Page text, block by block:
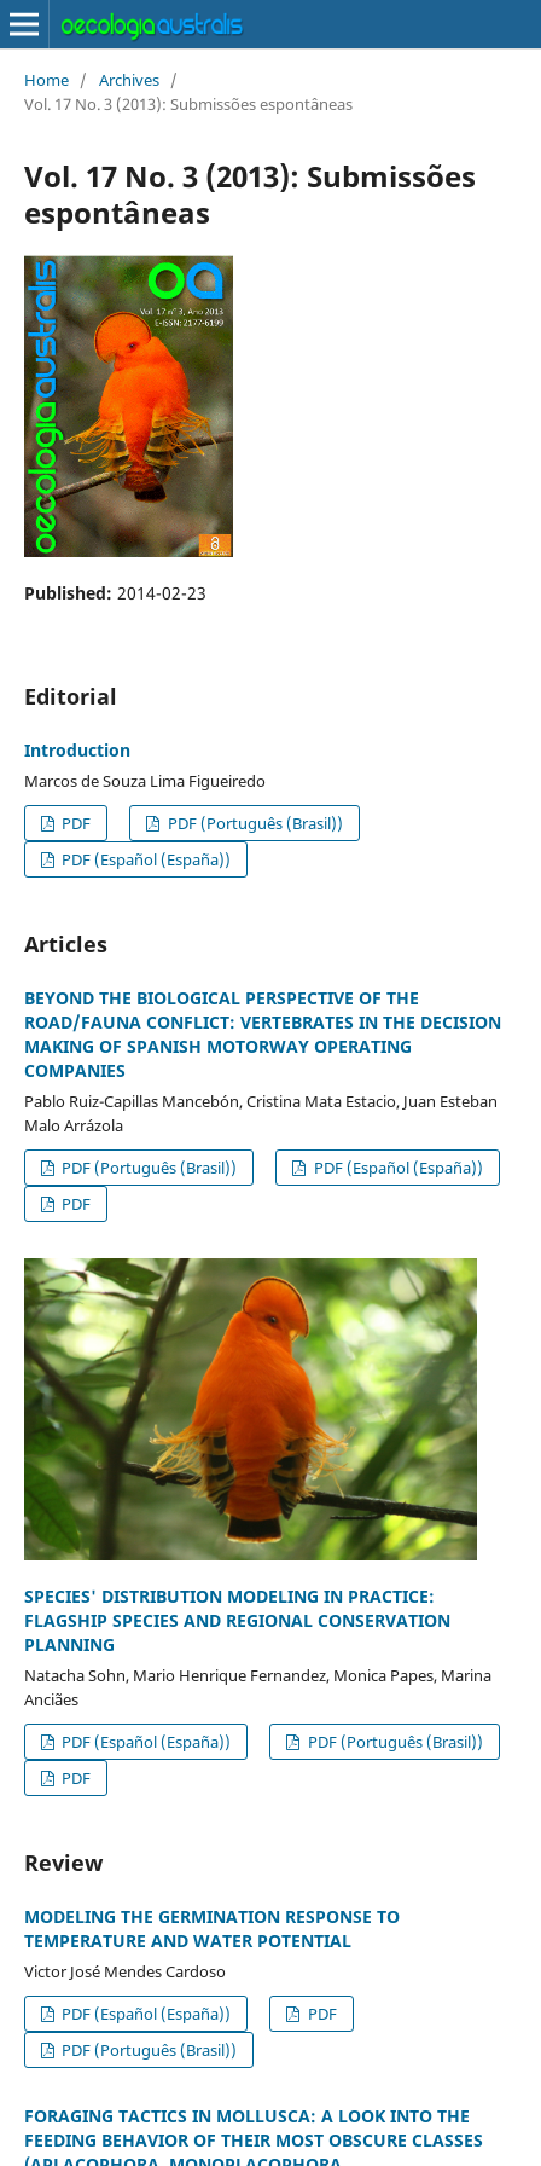
Home / Archives /
Vol. 17 No. 3 (2013): Submissões espontâneas
Vol. 17 No. 3 (2013): Submissões
espontâneas
Published: 2014-02-23
Editorial
Introduction
Marcos de Souza Lima Figueiredo
PDF
PDF (Português (Brasil))
PDF (Español (España))
Articles
BEYOND THE BIOLOGICAL PERSPECTIVE OF THE
ROAD/FAUNA CONFLICT: VERTEBRATES IN THE DECISION
MAKING OF SPANISH MOTORWAY OPERATING
COMPANIES
Pablo Ruiz-Capillas Mancebón, Cristina Mata Estacio, Juan Esteban
Malo Arrázola
PDF (Português (Brasil))
PDF (Español (España))
PDF
SPECIES' DISTRIBUTION MODELING IN PRACTICE:
FLAGSHIP SPECIES AND REGIONAL CONSERVATION
PLANNING
Natacha Sohn, Mario Henrique Fernandez, Monica Papes, Marina
Anciães
PDF (Español (España))
PDF (Português (Brasil))
PDF
Review
MODELING THE GERMINATION RESPONSE TO
TEMPERATURE AND WATER POTENTIAL
Victor José Mendes Cardoso
PDF (Español (España))
PDF
PDF (Português (Brasil))
FORAGING TACTICS IN MOLLUSCA: A LOOK INTO THE
FEEDING BEHAVIOR OF THEIR MOST OBSCURE CLASSES